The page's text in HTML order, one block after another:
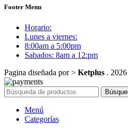
Footer Menu
Horario:
Lunes a viernes:
8:00am a 5:00pm
Sabados: 8am a 12:pm
Pagina diseñada por > Ketplus . 2026
Menú
Categorías